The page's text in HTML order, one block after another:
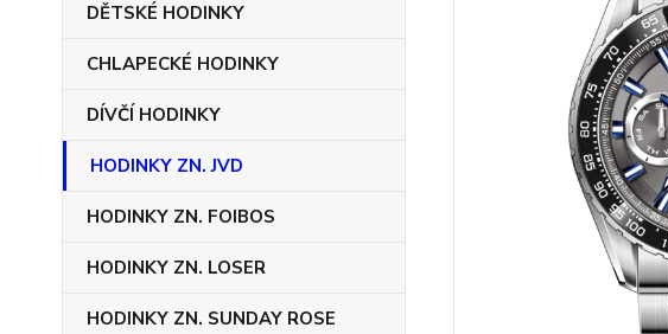
DĚTSKÉ HODINKY
CHLAPECKÉ HODINKY
DÍVČÍ HODINKY
HODINKY ZN. JVD
HODINKY ZN. FOIBOS
HODINKY ZN. LOSER
HODINKY ZN. SUNDAY ROSE